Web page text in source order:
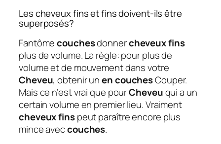
Les cheveux fins et fins doivent-ils être
superposés?
Fantômecouchesdonnercheveux fins
plus de volume. La règle: pour plus de
volume et de mouvement dans votre
Cheveu, obtenir unen couchesCouper.
Mais ce n’est vrai que pourCheveuqui a un
certain volume en premier lieu. Vraiment
cheveux finspeut paraître encore plus
mince aveccouches.